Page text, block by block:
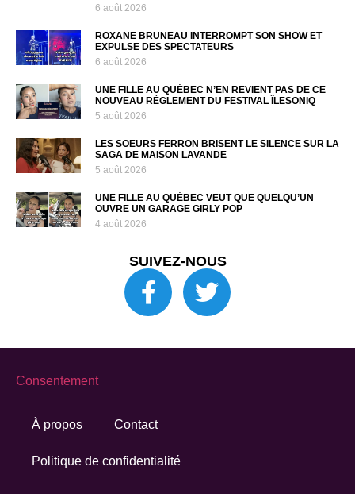
6 août 2026
ROXANE BRUNEAU INTERROMPT SON SHOW ET
EXPULSE DES SPECTATEURS
6 août 2026
UNE FILLE AU QUÉBEC N’EN REVIENT PAS DE CE
NOUVEAU RÈGLEMENT DU FESTIVAL ÎLESONIQ
5 août 2026
LES SOEURS FERRON BRISENT LE SILENCE SUR LA
SAGA DE MAISON LAVANDE
5 août 2026
UNE FILLE AU QUÉBEC VEUT QUE QUELQU’UN
OUVRE UN GARAGE GIRLY POP
4 août 2026
SUIVEZ-NOUS
À propos Contact
Politique de confidentialité
Consentement